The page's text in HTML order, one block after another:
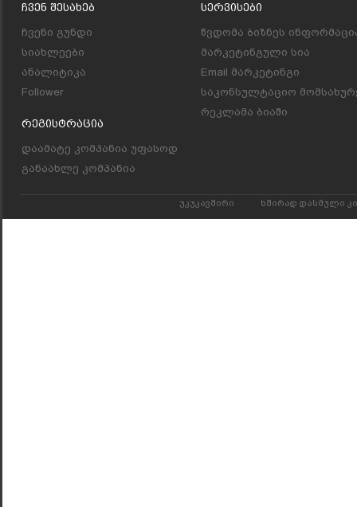
Ჩვენ Შესახებ
ჩვენი გუნდი
სიახლეები
ანალიტიკა
Follower
Რეგისტრაცია
დაამატე კომპანია უფასოდ
განაახლე კომპანია
Სერვისები
წვდომა ბიზნეს
მარკეტინგული სია
Email მარკეტინგი
საკონსულტაციო
რეკლამა ბიაში
უკუკავშირი ხშირად დასმული